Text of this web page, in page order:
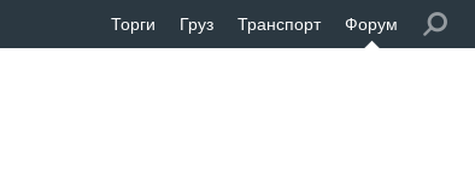
Торги Груз Транспорт Форум